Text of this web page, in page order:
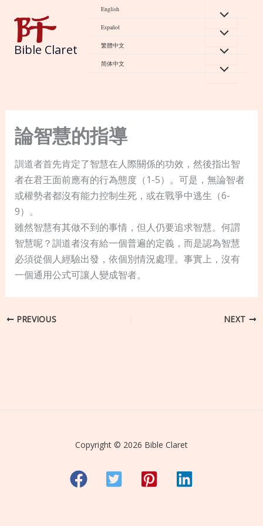
content
Bible Claret
English
Español
繁體中文
简体中文
論智慧的指導
訓道者首先肯定了智慧在人際關係的功效，然後指出智
者在君王面前應有的行為態度（1-5）。可是，無論智者
或權勢者都沒有能力控制生死，或在戰爭中逃生（6-
9）。
雖然智慧有其做不到的事情，但人仍要追求智慧。何謂
智慧呢？訓道者沒有給一個普遍的定義，而是認為智慧
必須從個人經驗出發，依個別情況處理。事實上，沒有
一個通用公式可讓人變成智者。
PREVIOUS NEXT
Copyright © 2026 Bible Claret